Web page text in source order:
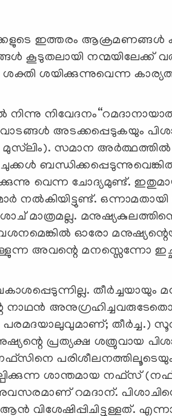
ഇത്തരം
കൂടുതലായി നന്മയിലേക്ക്
ശയിക്കുന്നുവെന്ന
നിവേദനം“റമദാനായാല്‍
അടക്കപ്പെടുകയും
മുസ്‌ലിം). സമാന അര്‍ത്ഥത്തില്‍
വെന്ന ചോദ്യമുണ്ട്.
നല്‍കിയിട്ടുണ്ട്. ഒന്നാമതായി
മാത്രമല്ല.
ഓരോ
അവന്റെ മനസ്സെന്നോ
തീര്‍ച്ചയായും
നാഥന്‍
തീര്‍ച്ച.)
പ്രത്യക്ഷ ശത്രുവായ
ശാന്തമായ നഫ്സ്‌
റമദാന്.
വിശേഷിപ്പിചിട്ടുള്ളത്.